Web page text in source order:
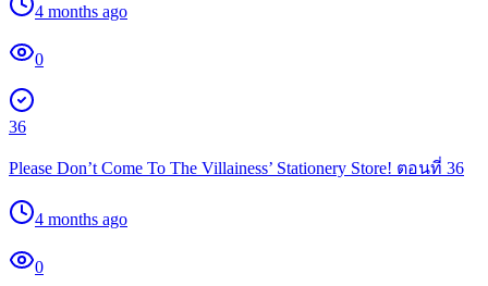
4 months ago
0
36
Please Don’t Come To The Villainess’ Stationery Store! ตอนที่ 36
4 months ago
0